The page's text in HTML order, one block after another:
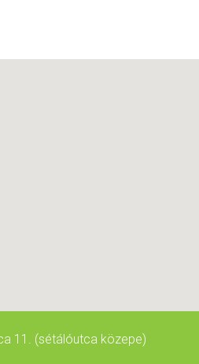
11. (sétálóutca közepe)